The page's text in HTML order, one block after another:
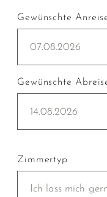
Gewünschte
07.08.2026
Gewünschte
14.08.2026
Zimmertyp
Ich lass mich